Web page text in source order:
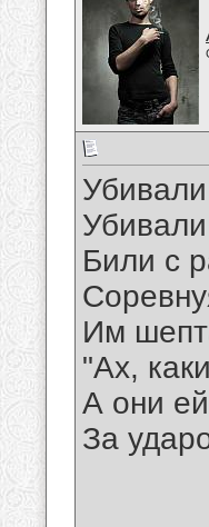
Били с
Им
"Ах,
А они
За